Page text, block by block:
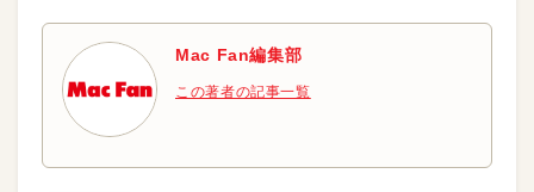
Mac Fan編集部
この著者の記事一覧